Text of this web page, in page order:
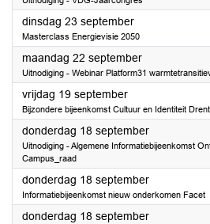
dinsdag 23 september2025
Masterclass Energievisie 2050
maandag 22 september2025
Uitnodiging - Webinar Platform31
vrijdag 19 september2025
Bijzondere bijeenkomst Cultuur en Identiteit
donderdag 18 september2025
Uitnodiging - Algemene Informatiebijeenkomst
Campus_raad
donderdag 18 september2025
Informatiebijeenkomst nieuw onderkomen Facet
donderdag 18 september2025